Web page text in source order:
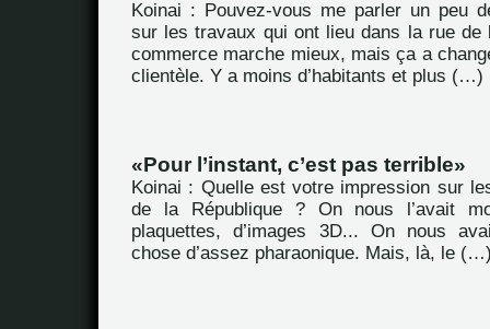
Koinai : Pouvez-vous me parler un peu
sur les travaux qui ont lieu dans la rue de
commerce marche mieux, mais ça a
clientèle. Y a moins d’habitants et plus (…)
Pour l’instant, c’est pas terrible
Koinai : Quelle est votre impression sur
de la République ? On nous l’avait
plaquettes, d’images 3D... On nous
chose d’assez pharaonique. Mais, là, le